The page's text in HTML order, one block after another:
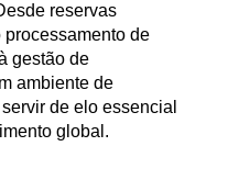
reservas
de
gestão de
ambiente de
de elo essencial
global.